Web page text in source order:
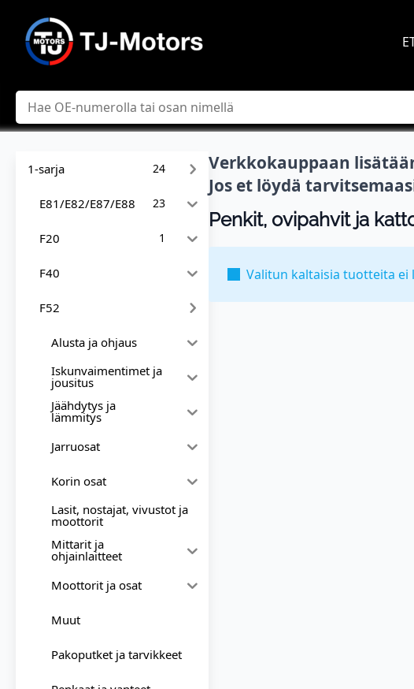
Hae
1-sarja 24
E81/E82/E87/E88 23
F20 1
F40
F52
Alusta ja ohjaus
Iskunvaimentimet ja
jousitus
Jäähdytys ja
lämmitys
Jarruosat
Korin osat
Lasit, nostajat, vivustot ja
moottorit
Mittarit ja
ohjainlaitteet
Moottorit ja osat
Muut
Pakoputket ja tarvikkeet
Verkkokauppaan
Jos et löydä
Penkit, ovipahvit ja
Valitun kaltaisia tuotteita ei